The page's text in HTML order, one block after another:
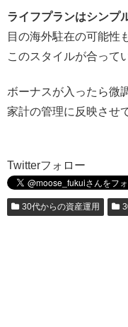
ライフプランはシンプ
目の海外駐在の可能性
このスタイルが合って
ボーナスが入ったら微
家計の管理に反映させ
Twitterフォロー
30代からの資産運用